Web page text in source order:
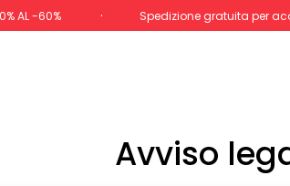
AL -60% Spedizione gratuita per
Avviso